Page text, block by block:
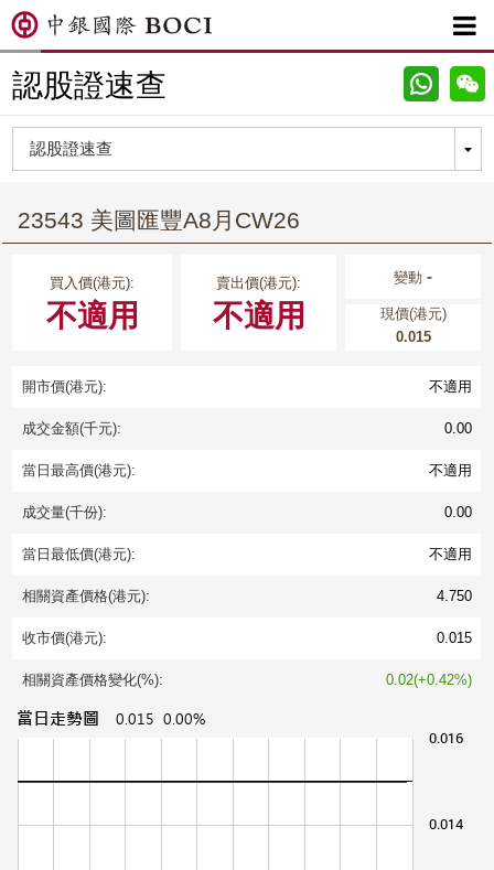

認股證速查
23543 美圖匯豐A8月CW26
買入價(港元):
不適用
賣出價(港元):
不適用
變動-
現價(港元)
0.015
開市價(港元): 不適用
成交金額(千元): 0.00
當日最高價(港元): 不適用
成交量(千份): 0.00
當日最低價(港元): 不適用
相關資產價格(港元): 4.750
收市價(港元): 0.015
相關資產價格變化(%): 0.02(+0.42%)